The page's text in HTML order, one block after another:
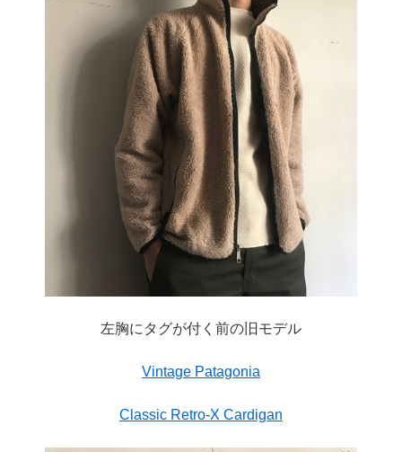
左胸にタグが付く前の旧モデル
Vintage Patagonia
Classic Retro-X Cardigan